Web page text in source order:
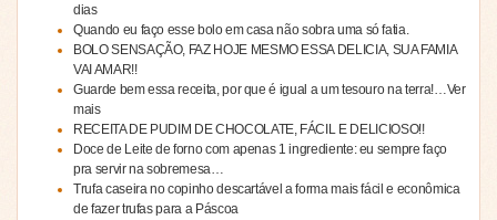
dias
Quando eu faço esse bolo em casa não sobra uma só fatia.
BOLO SENSAÇÃO, FAZ HOJE MESMO ESSA DELICIA, SUA FAMIA
VAI AMAR!!
Guarde bem essa receita, por que é igual a um tesouro na terra!…Ver
mais
RECEITA DE PUDIM DE CHOCOLATE, FÁCIL E DELICIOSO!!
Doce de Leite de forno com apenas 1 ingrediente: eu sempre faço
pra servir na sobremesa…
Trufa caseira no copinho descartável a forma mais fácil e econômica
de fazer trufas para a Páscoa